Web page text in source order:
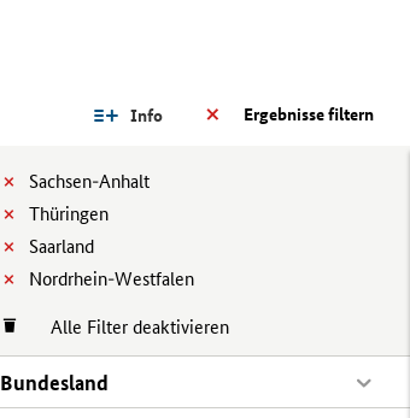
Ergebnisse filtern
Info
Sachsen-Anhalt
Thüringen
Saarland
Nordrhein-Westfalen
Alle Filter deaktivieren
Bundesland